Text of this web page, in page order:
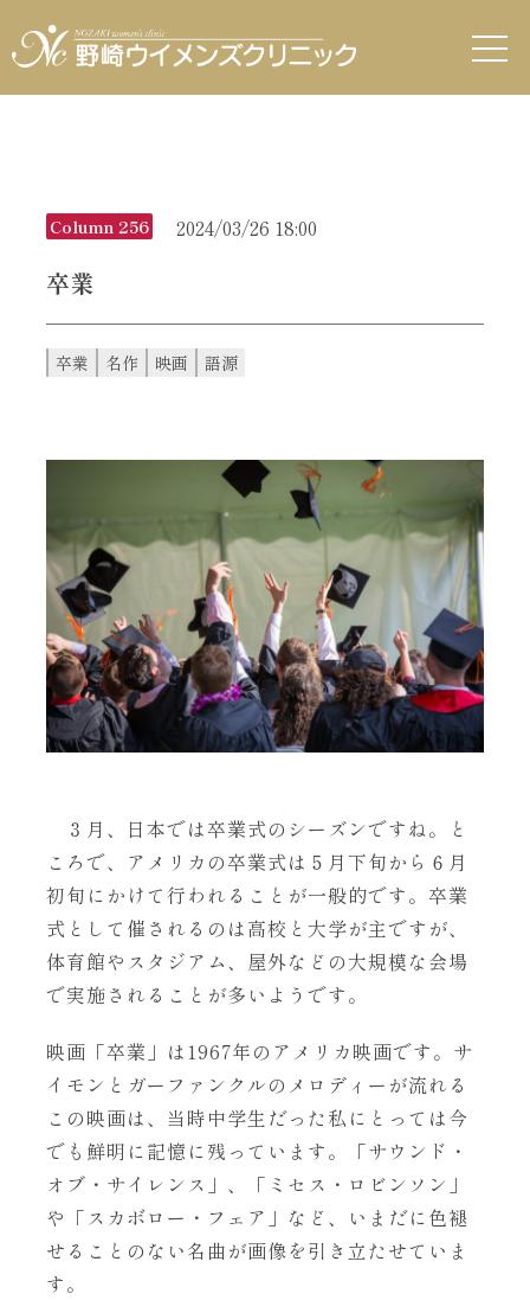
Column 256 2024/03/26 18:00
卒業
卒業 名作 映画 語源
３月、日本では卒業式のシーズンですね。と
ころで、アメリカの卒業式は５月下旬から６月
初旬にかけて行われることが一般的です。卒業
式として催されるのは高校と大学が主ですが、
体育館やスタジアム、屋外などの大規模な会場
で実施されることが多いようです。
映画「卒業」は1967年のアメリカ映画です。サ
イモンとガーファンクルのメロディーが流れる
この映画は、当時中学生だった私にとっては今
でも鮮明に記憶に残っています。「サウンド・
オブ・サイレンス」、「ミセス・ロビンソン」
や「スカボロー・フェア」など、いまだに色褪
せることのない名曲が画像を引き立たせていま
す。